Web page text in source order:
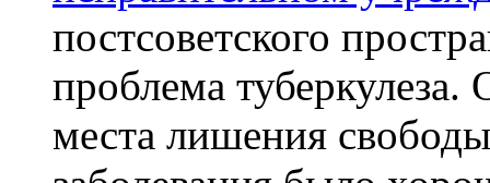
постсоветского
проблема
места лишения